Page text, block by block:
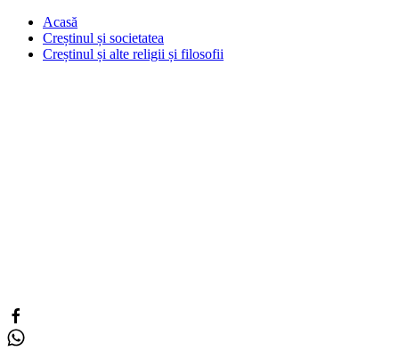
Acasă
Creștinul și societatea
Creștinul și alte religii și filosofii